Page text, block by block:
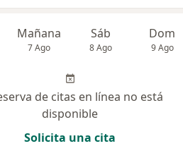
Mañana
7 Ago
Sáb
8 Ago
Dom
9 Ago
de citas en línea no está
disponible
Solicita una cita